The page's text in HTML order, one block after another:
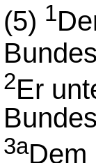
(5) 1
2Er
3aDem